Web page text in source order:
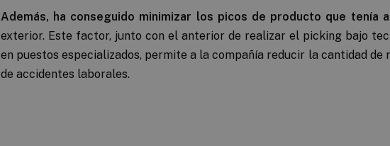
Además, ha conseguido minimizar los picos de producto que tenía
exterior. Este factor, junto con el anterior de realizar el picking bajo
en puestos especializados, permite a la compañía reducir la cantidad de
de accidentes laborales.